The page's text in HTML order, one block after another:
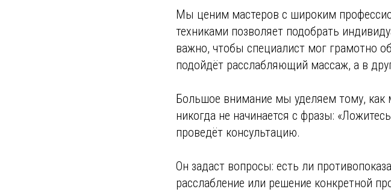
Мы ценим мастеров с широким
техниками позволяет подобрать
важно, чтобы специалист мог грамотно
подойдёт расслабляющий массаж, а в
Большое внимание мы уделяем тому,
никогда не начинается с фразы:
проведёт консультацию.
Он задаст вопросы: есть ли
расслабление или решение конкретной